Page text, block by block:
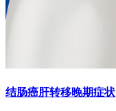
结肠癌肝转移晚期症状